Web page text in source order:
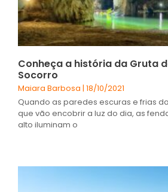
Conheça a história da Gruta
Socorro
Maiara Barbosa 18/10/2021
Quando as paredes escuras e frias
que vão encobrir a luz do dia, as
alto iluminam o